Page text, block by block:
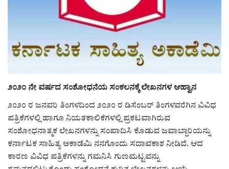
ಸುದ್ದಿ
e-paper (ಇ–ಪೇಪರ್‌)
ಪುಸ್ತಕ ಪರಿಚಯ
ಅಂಕಣ
ಸಾಧಕರ ಪರಿಚಯ
೨೦೨೦ ನೇ ವರ್ಷದ ಸಂಶೋಧನೆಯ ಸಂಕಲನಕ್ಕೆ ಲೇಖನಗಳ ಆಹ್ವಾನ
೨೦೨೦ ರ ಜನವರಿ ತಿಂಗಳದಿಂದ ೨೦೨೦ ರ ಡಿಸೆಂಬರ್ ತಿಂಗಳವರೆಗಿನ ವಿವಿಧ
ಪತ್ರಿಕೆಗಳಲ್ಲಿ ಹಾಗೂ ನಿಯತಕಾಲಿಕೆಗಳಲ್ಲಿ ಪ್ರಕಟವಾಗಿರುವ
ಸಂಶೋಧನಾತ್ಮಕ ಲೇಖನಗಳನ್ನು ಸಂಪಾದಿಸಿ ಕೊಡುವ ಜವಾಬ್ದಾರಿಯನ್ನು
ಕರ್ನಾಟಕ ಸಾಹಿತ್ಯ ಅಕಾಡೆಮಿ ನನಗೊಂದು ಸದಾವಕಾಶ ನೀಡಿದೆ. ಆದ
ಕಾರಣ ವಿವಿಧ ಪತ್ರಿಕೆಗಳನ್ನು ಗಮನಿಸಿ ಗುಣಮಟ್ಟವನ್ನು